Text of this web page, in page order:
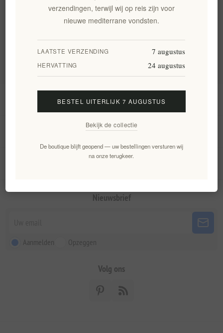
Populaire labels
Informatie
Mijn account
Nieuwsbrief
Aanmelden Opzeggen
Volg ons
verzendingen, terwijl wij op reis zijn voor
nieuwe mediterrane vondsten.
LAATSTE VERZENDING 7 augustus
HERVATTING 24 augustus
BESTEL UITERLIJK 7 AUGUSTUS
Bekijk de collectie
De boutique blijft geopend — uw bestellingen versturen wij
na onze terugkeer.